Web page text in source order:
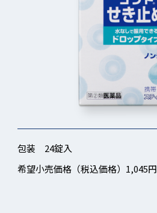
包装 24錠入
希望小売価格（税込価格）1,045円